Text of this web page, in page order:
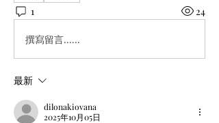
1 24
撰寫留言......
最新
dilonakiovana
2025年10月05日